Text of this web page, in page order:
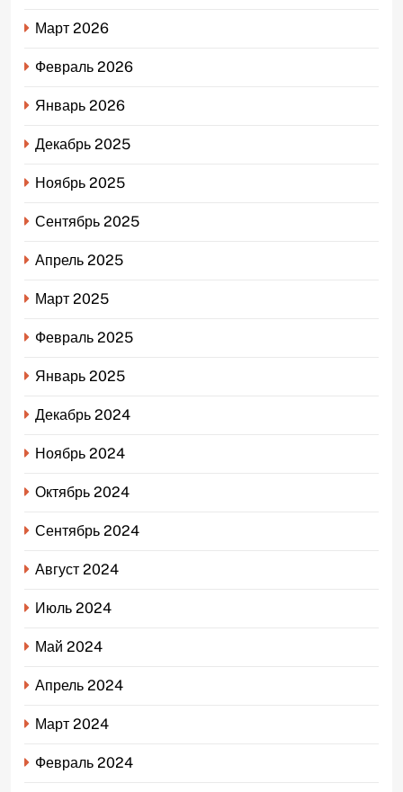
Март 2026
Февраль 2026
Январь 2026
Декабрь 2025
Ноябрь 2025
Сентябрь 2025
Апрель 2025
Март 2025
Февраль 2025
Январь 2025
Декабрь 2024
Ноябрь 2024
Октябрь 2024
Сентябрь 2024
Август 2024
Июль 2024
Май 2024
Апрель 2024
Март 2024
Февраль 2024